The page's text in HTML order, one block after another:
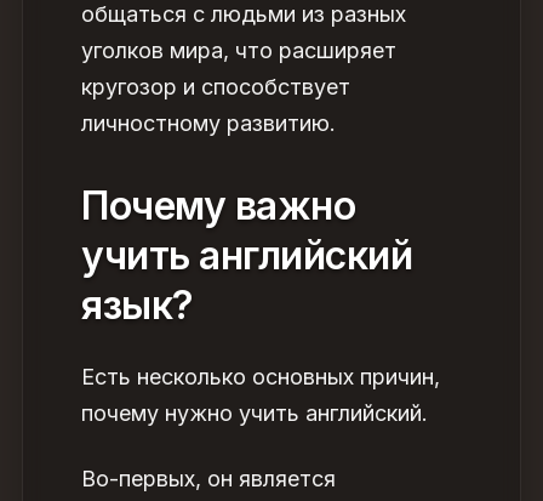
общаться с людьми из разных
уголков мира, что расширяет
кругозор и способствует
личностному развитию.
Почему важно
учить английский
язык?
Есть несколько основных причин,
почему нужно учить английский.
Во-первых, он является